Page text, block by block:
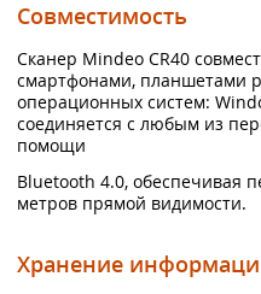
Совместимость
Сканер Mindeo CR40
смартфонами, планшетами
операционных систем:
соединяется с любым из
помощи
Bluetooth 4.0, обеспечивая
метров прямой видимости.
Хранение